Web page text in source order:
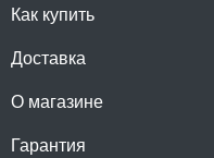
Как купить
Доставка
О магазине
Гарантия